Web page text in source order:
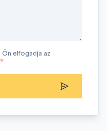
elfogadja az
*